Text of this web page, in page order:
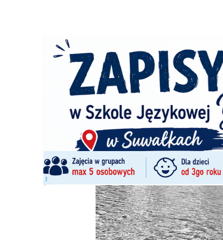
Ścieżka
nawigacyjna
Strona główna
Zmarł
Z ŻYCIA MIASTA 25/06/2026 / 0 Komentarzy
Zmarł 14-latek, który topił się w